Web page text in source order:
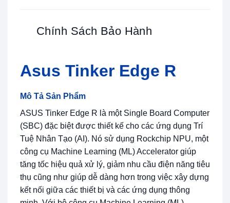
Chính Sách Bảo Hành
Asus Tinker Edge R
Mô Tả Sản Phẩm
ASUS Tinker Edge R là một Single Board Computer
(SBC) đặc biệt được thiết kế cho các ứng dụng Trí
Tuệ Nhân Tạo (AI). Nó sử dụng Rockchip NPU, một
công cụ Machine Learning (ML) Accelerator giúp
tăng tốc hiệu quả xử lý, giảm nhu cầu điện năng tiêu
thụ cũng như giúp dễ dàng hơn trong việc xây dựng
kết nối giữa các thiết bị và các ứng dụng thông